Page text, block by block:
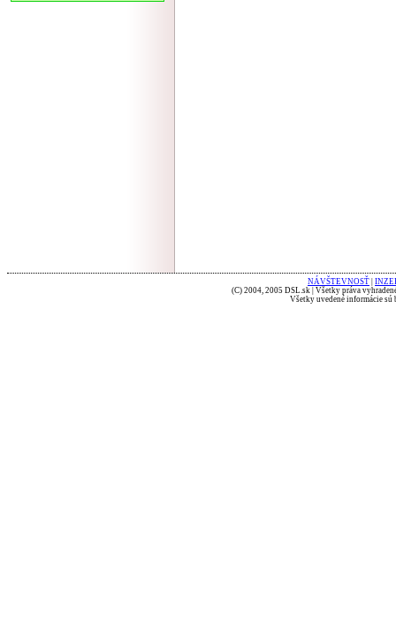
NÁVŠTEVNOSŤ
(C) 2004, 2005 DSL.sk | Všetky práva
Všetky uvedené informácie sú